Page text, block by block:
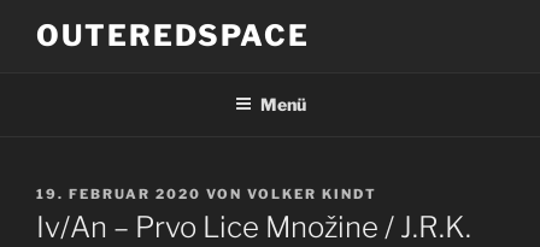
InhaltOUTEREDSPACE
Menü
VERÖFFENTLICHT
AM
19. FEBRUAR 2020 VON VOLKER KINDT
Iv/An – Prvo Lice Množine / J.R.K.